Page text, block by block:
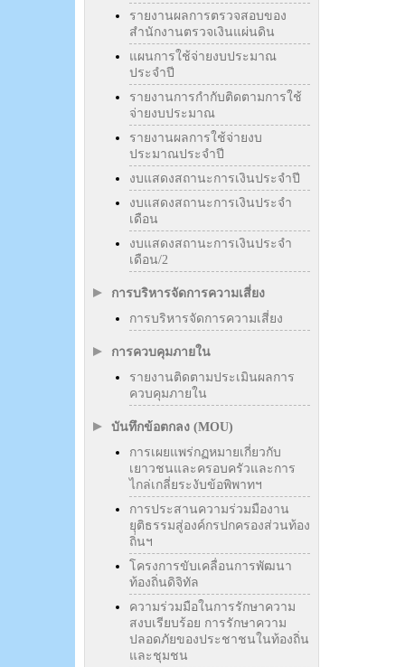
รายงานผลการตรวจสอบของ
สำนักงานตรวจเงินแผ่นดิน
แผนการใช้จ่ายงบประมาณ
ประจำปี
รายงานการกำกับติดตามการใช้
จ่ายงบประมาณ
รายงานผลการใช้จ่ายงบ
ประมาณประจำปี
งบแสดงสถานะการเงินประจำปี
งบแสดงสถานะการเงินประจำ
เดือน
งบแสดงสถานะการเงินประจำ
เดือน/2
การบริหารจัดการความเสี่ยง
การบริหารจัดการความเสี่ยง
การควบคุมภายใน
รายงานติดตามประเมินผลการ
ควบคุมภายใน
บันทึกข้อตกลง (MOU)
การเผยแพร่กฏหมายเกี่ยวกับ
เยาวชนและครอบครัวและการ
ไกล่เกลี่ยระงับข้อพิพาทฯ
การประสานความร่วมมืองาน
ยุติธรรมสู่องค์กรปกครองส่วนท้อง
ถิ่นฯ
โครงการขับเคลื่อนการพัฒนา
ท้องถิ่นดิจิทัล
ความร่วมมือในการรักษาความ
สงบเรียบร้อย การรักษาความ
ปลอดภัยของประชาชนในท้องถิ่น
และชุมชน